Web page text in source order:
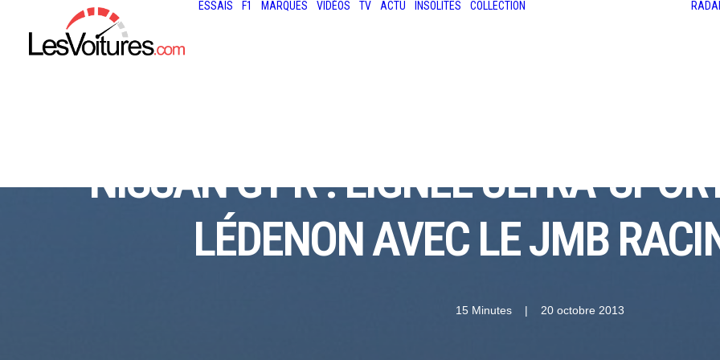
ESSAIS F1 MARQUES VIDÉOS TV ACTU INSOLITES COLLECTION
NISSAN GT-R : LIGNÉE ULTRA-
LÉDENON AVEC LE JMB
15 Minutes | 20 octobre 2013